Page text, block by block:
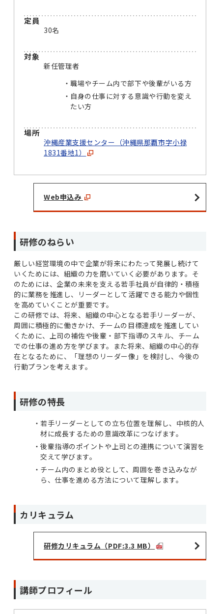
定員
30名
対象
新任管理者
職場やチーム内で部下や後輩がいる方
自身の仕事に対する意識や行動を変え
たい方
場所
沖縄産業支援センター（沖縄県那覇市字小禄
1831番地1）
Web申込み
研修のねらい
厳しい経営環境の中で企業が将来にわたって発展し続けて
いくためには、組織の力を磨いていく必要があります。そ
のためには、企業の未来を支える若手社員が自律的・積極
的に業務を推進し、リーダーとして活躍できる能力や個性
を高めていくことが重要です。
この研修では、将来、組織の中心となる若手リーダーが、
周囲に積極的に働きかけ、チームの目標達成を推進してい
くために、上司の補佐や後輩・部下指導のスキル、チーム
での仕事の進め方を学びます。また将来、組織の中心的存
在となるために、「理想のリーダー像」を検討し、今後の
行動プランを考えます。
研修の特長
若手リーダーとしての立ち位置を理解し、中核的人
材に成長するための意識改革につなげます。
後輩指導のポイントや上司との連携について演習を
交えて学びます。
チーム内のまとめ役として、周囲を巻き込みなが
ら、仕事を進める方法について理解します。
カリキュラム
研修カリキュラム（PDF:3.3 MB）
講師プロフィール